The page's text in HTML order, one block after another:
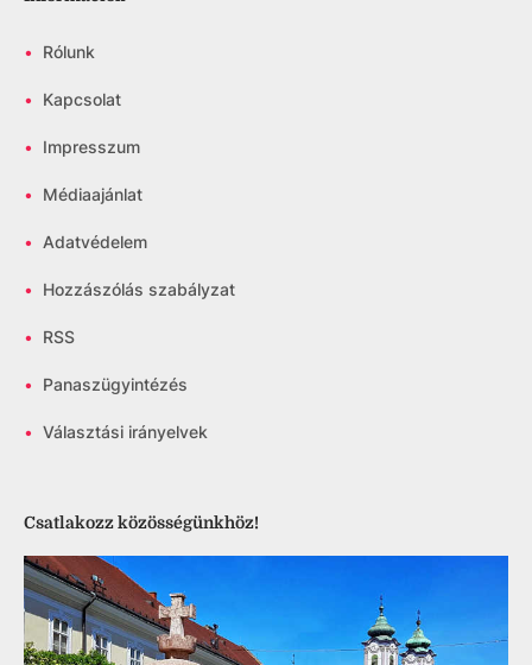
• Rólunk
• Kapcsolat
• Impresszum
• Médiaajánlat
• Adatvédelem
• Hozzászólás szabályzat
• RSS
• Panaszügyintézés
• Választási irányelvek
Csatlakozz közösségünkhöz!